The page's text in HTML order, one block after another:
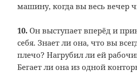
машину, когда вы весь вечер
10. Он выступает вперёд и
себя. Знает ли она, что вы
плечо? Нагрубил ли ей
Бегает ли она из одной